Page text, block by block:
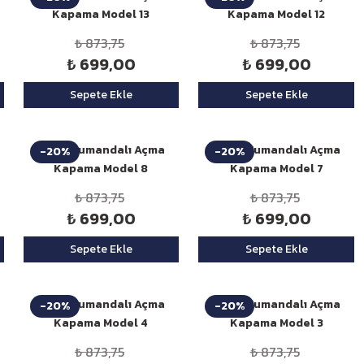
Kapama Model 13
₺ 873,75
₺ 699,00
Sepete Ekle
Kapama Model 12
₺ 873,75
₺ 699,00
Sepete Ekle
-20%
Niken Kumandalı Açma
Kapama Model 8
₺ 873,75
₺ 699,00
Sepete Ekle
-20%
Niken Kumandalı Açma
Kapama Model 7
₺ 873,75
₺ 699,00
Sepete Ekle
-20%
Niken Kumandalı Açma
Kapama Model 4
₺ 873,75
-20%
Niken Kumandalı Açma
Kapama Model 3
₺ 873,75